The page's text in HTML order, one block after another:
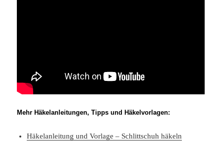
Mehr Häkelanleitungen, Tipps und Häkelvorlagen:
Häkelanleitung und Vorlage – Schlittschuh häkeln